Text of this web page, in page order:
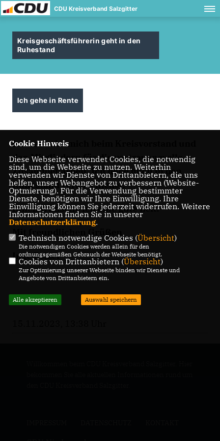
CDU Kreisverband Salzgitter
Kreisgeschäftsführerin geht in den
Ruhestand
Ich gehe in Rente
Ich bedanke mich beim Kreisvorstand und
den Mitgliedern für die vertrauensvolle
Zusammenarbeit. Ich habe mich in den
Ruhestand verabschiedet.
Ihnen wünsche ich eine gute Zeit.
Mit freundlichen Grüßen
Inge Pelzer
Cookie Hinweis
Diese Webseite verwendet Cookies, die notwendig
sind, um die Webseite zu nutzen. Weiterhin
verwenden wir Dienste von Drittanbietern, die uns
helfen, unser Webangebot zu verbessern (Website-
Optmierung). Für die Verwendung bestimmter
Dienste, benötigen wir Ihre Einwilligung. Ihre
Einwilligung können Sie jederzeit widerrufen. Weitere
Informationen finden Sie in unserer
Datenschutzerklärung.
Technisch notwendige Cookies (Übersicht)
Die notwendigen Cookies werden allein für den
ordnungsgemäßen Gebrauch der Webseite benötigt.
Cookies von Drittanbietern (Übersicht)
Zur Optimierung unserer Webseite binden wir Dienste und
Angebote von Drittanbietern ein.
Alle akzeptieren Auswahl speichern